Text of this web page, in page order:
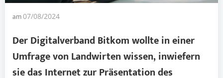
am07/08/2024
Der Digitalverband Bitkom wollte in einer
Umfrage von Landwirtenwissen, inwiefern
sie das Internet zur Präsentation des